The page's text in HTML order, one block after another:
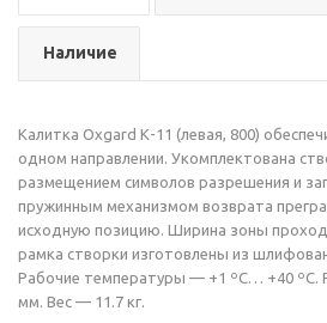
Наличие
Калитка Oxgard К-11 (левая, 800)
одном направлении. Укомплектована
размещением символов разрешения и
пружинным механизмом возврата
исходную позицию. Ширина зоны
рамка створки изготовлены из
Рабочие температуры — +1 ºС… +40 ºС.
мм. Вес — 11.7 кг.